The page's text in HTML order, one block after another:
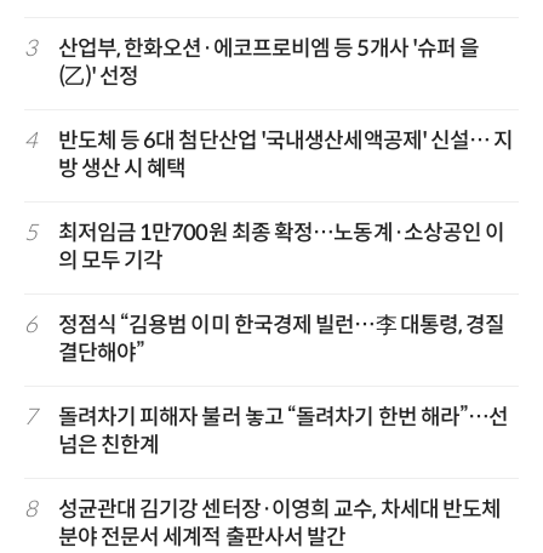
3
산업부, 한화오션·에코프로비엠 등 5개사 '슈퍼 을
(乙)' 선정
4
반도체 등 6대 첨단산업 '국내생산세액공제' 신설… 지
방 생산 시 혜택
5
최저임금 1만700원 최종 확정…노동계·소상공인 이
의 모두 기각
6
정점식 “김용범 이미 한국경제 빌런…李 대통령, 경질
결단해야”
7
돌려차기 피해자 불러 놓고 “돌려차기 한번 해라”…선
넘은 친한계
8
성균관대 김기강 센터장·이영희 교수, 차세대 반도체
분야 전문서 세계적 출판사서 발간